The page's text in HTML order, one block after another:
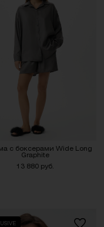
с боксерами Wide Long
Graphite
13 880 руб.